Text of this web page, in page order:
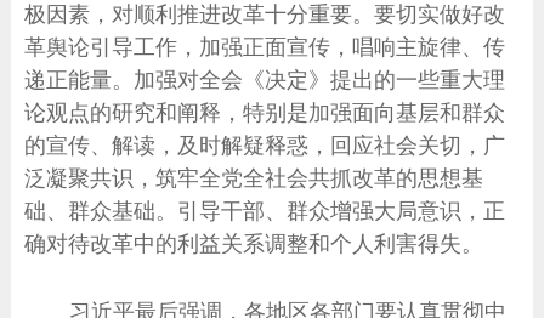
极因素，对顺利推进改革十分重要。要切实做好改
革舆论引导工作，加强正面宣传，唱响主旋律、传
递正能量。加强对全会《决定》提出的一些重大理
论观点的研究和阐释，特别是加强面向基层和群众
的宣传、解读，及时解疑释惑，回应社会关切，广
泛凝聚共识，筑牢全党全社会共抓改革的思想基
础、群众基础。引导干部、群众增强大局意识，正
确对待改革中的利益关系调整和个人利害得失。
习近平最后强调，各地区各部门要认真贯彻中